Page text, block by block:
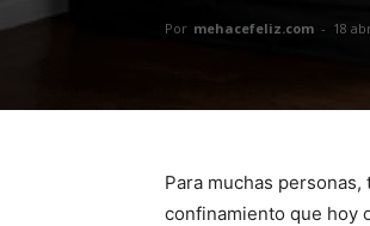
Por mehacefeliz.com - 18
Para muchas
confinamiento que hoy